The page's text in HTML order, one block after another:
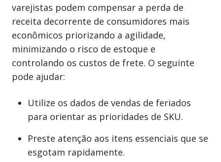
varejistas podem compensar a perda de
receita decorrente de consumidores mais
econômicos priorizando a agilidade,
minimizando o risco de estoque e
controlando os custos de frete. O seguinte
pode ajudar:
Utilize os dados de vendas de feriados
para orientar as prioridades de SKU.
Preste atenção aos itens essenciais que se
esgotam rapidamente.